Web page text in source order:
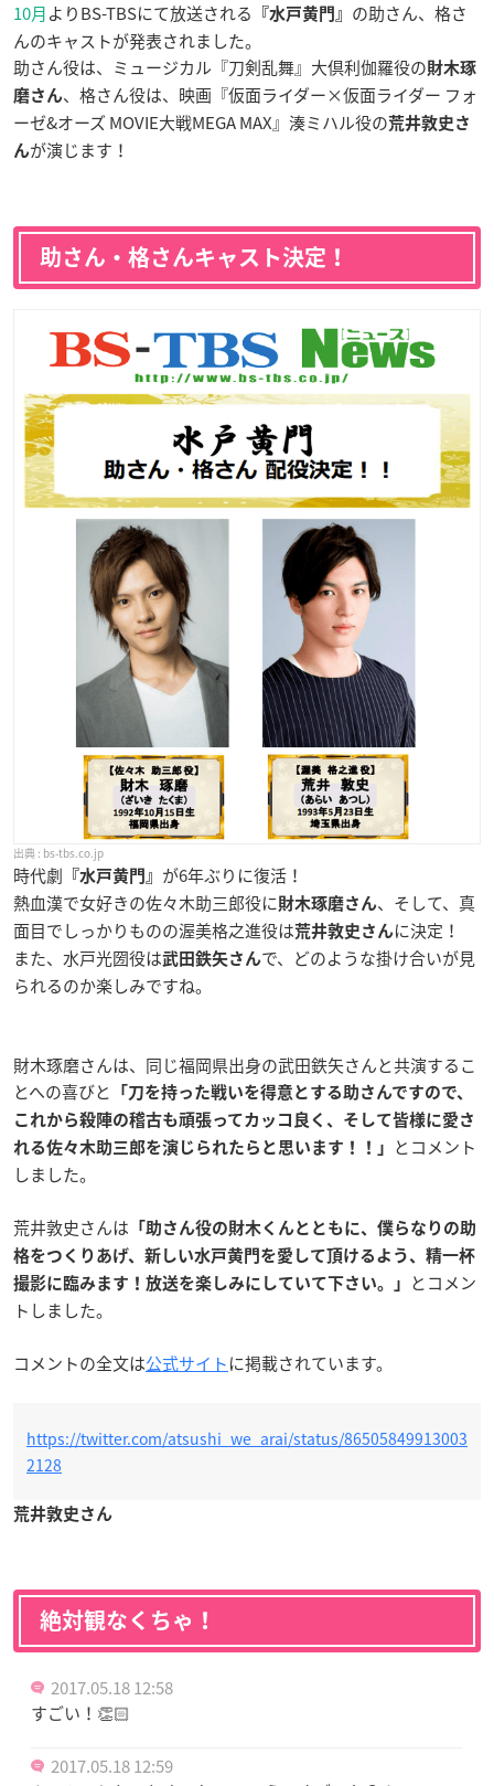
10月よりBS-TBSにて放送される 『水戸黄門』 の助さん、格さ
んのキャストが発表されました。
助さん役は、 ミュージカル『刀剣乱舞』 大倶利伽羅役の 財木琢
磨さん、格さん役は、映画『仮面ライダー×仮面ライダー フォ
ーゼ&オーズ MOVIE大戦MEGA MAX』湊ミハル役の荒井敦史さ
んが演じます！
助さん・格さんキャスト決定！
bs-tbs.co.jp
時代劇 『水戸黄門』 が6年ぶりに復活！
熱血漢で女好きの佐々木助三郎役に財木琢磨さん、そして、真
面目でしっかりものの渥美格之進役は荒井敦史さんに決定！
また、水戸光圀役は武田鉄矢さんで、どのような掛け合いが見
られるのか楽しみですね。
財木琢磨さんは、同じ福岡県出身の武田鉄矢さんと共演するこ
とへの喜びと
「 刀を持った戦いを得意とする助さんですので、
これから殺陣の稽古も頑張ってカッコ良く、そして皆様に愛さ
れる佐々木助三郎を演じられたらと思います！！ 」
とコメント
しました。
荒井敦史さんは 「助さん役の財木くんとともに、僕らなりの助
格をつくりあげ、新しい水戸黄門を愛して頂けるよう、精一杯
撮影に臨みます！放送を楽しみにしていて下さい。」
とコメン
トしました。
コメントの全文は公式サイトに掲載されています。
https://twitter.com/atsushi_we_arai/status/86505849913003
2128
荒井敦史さん
絶対観なくちゃ！
2017.05.18 12:58
すごい！👏🏻
2017.05.18 12:59